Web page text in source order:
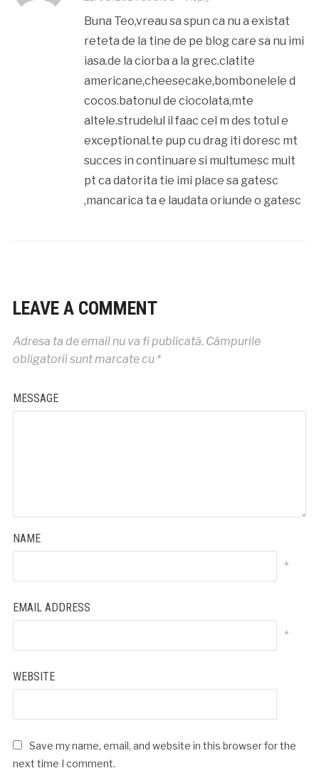
Buna Teo,vreau sa spun ca nu a existat
reteta de la tine de pe blog care sa nu imi
iasa.de la ciorba a la grec.clatite
americane,cheesecake,bombonelele d
cocos.batonul de ciocolata,mte
altele.strudelul il faac cel m des totul e
exceptional.te pup cu drag iti doresc mt
succes in continuare si multumesc mult
pt ca datorita tie imi place sa gatesc
,mancarica ta e laudata oriunde o gatesc
LEAVE A COMMENT
Adresa ta de email nu va fi publicată. Câmpurile
obligatorii sunt marcate cu *
MESSAGE
NAME
*
EMAIL ADDRESS
*
WEBSITE
Save my name, email, and website in this browser for the
next time I comment.